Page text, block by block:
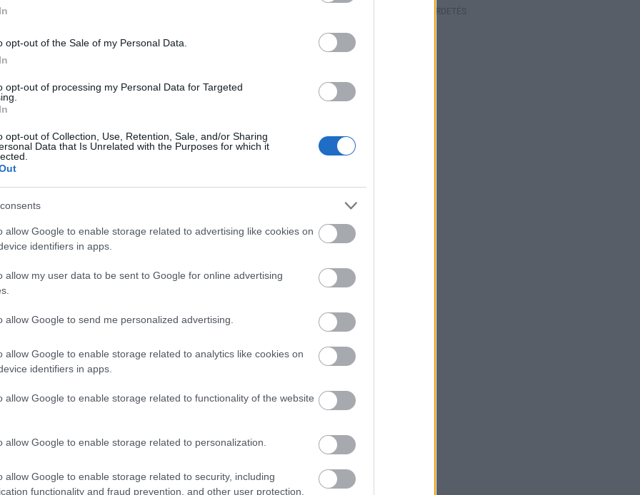
opt-out of the Sale of my Personal Data.
opt-out of processing my Personal Data for Targeted
opt-out of Collection, Use, Retention, Sale, and/or Sharing
Data that Is Unrelated with the Purposes for which it
allow Google to enable storage related to advertising like cookies on
identifiers in apps.
allow my user data to be sent to Google for online advertising
allow Google to send me personalized advertising.
allow Google to enable storage related to analytics like cookies on
identifiers in apps.
allow Google to enable storage related to functionality of the website
allow Google to enable storage related to personalization.
allow Google to enable storage related to security, including
functionality and fraud prevention, and other user protection.
A világcsúcstartó Kendra Harrison is indul 100 m gáton
a Gyulai István Memorial Atlétikai Magyar Nagydíjon.
2019.06.05
Olimpiai és világbajnoki érmesek sora vesz részt a
székesfehérvári Atlétika Magyar Nagydíj
legjobb magyar dobóatlétákkal az idei Gyulai István
Gyulai Memorial - Olimpiai és világbajnokokkal
HIRDETÉS